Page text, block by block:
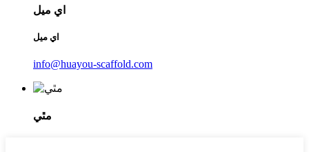
اي ميل
اي ميل
info@huayou-scaffold.com
مٿي